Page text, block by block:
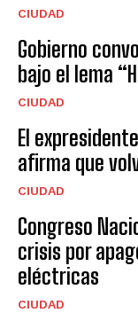
CIUDAD
Gobierno
bajo el lema
CIUDAD
El
afirma que
CIUDAD
Congreso
crisis por
eléctricas
CIUDAD